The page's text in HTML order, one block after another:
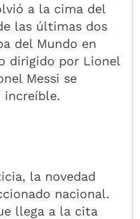
a la cima del
las últimas dos
del Mundo en
dirigido por Lionel
Messi se
increíble.
la novedad
nacional.
llega a la cita